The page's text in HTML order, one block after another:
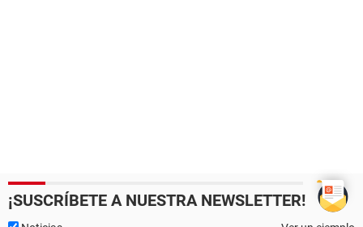
¡SUSCRÍBETE A NUESTRA NEWSLETTER!